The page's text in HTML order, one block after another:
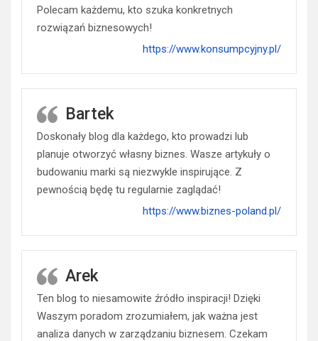
Polecam każdemu, kto szuka konkretnych
rozwiązań biznesowych!
https://www.konsumpcyjny.pl/
Bartek
Doskonały blog dla każdego, kto prowadzi lub
planuje otworzyć własny biznes. Wasze artykuły o
budowaniu marki są niezwykle inspirujące. Z
pewnością będę tu regularnie zaglądać!
https://www.biznes-poland.pl/
Arek
Ten blog to niesamowite źródło inspiracji! Dzięki
Waszym poradom zrozumiałem, jak ważna jest
analiza danych w zarządzaniu biznesem. Czekam